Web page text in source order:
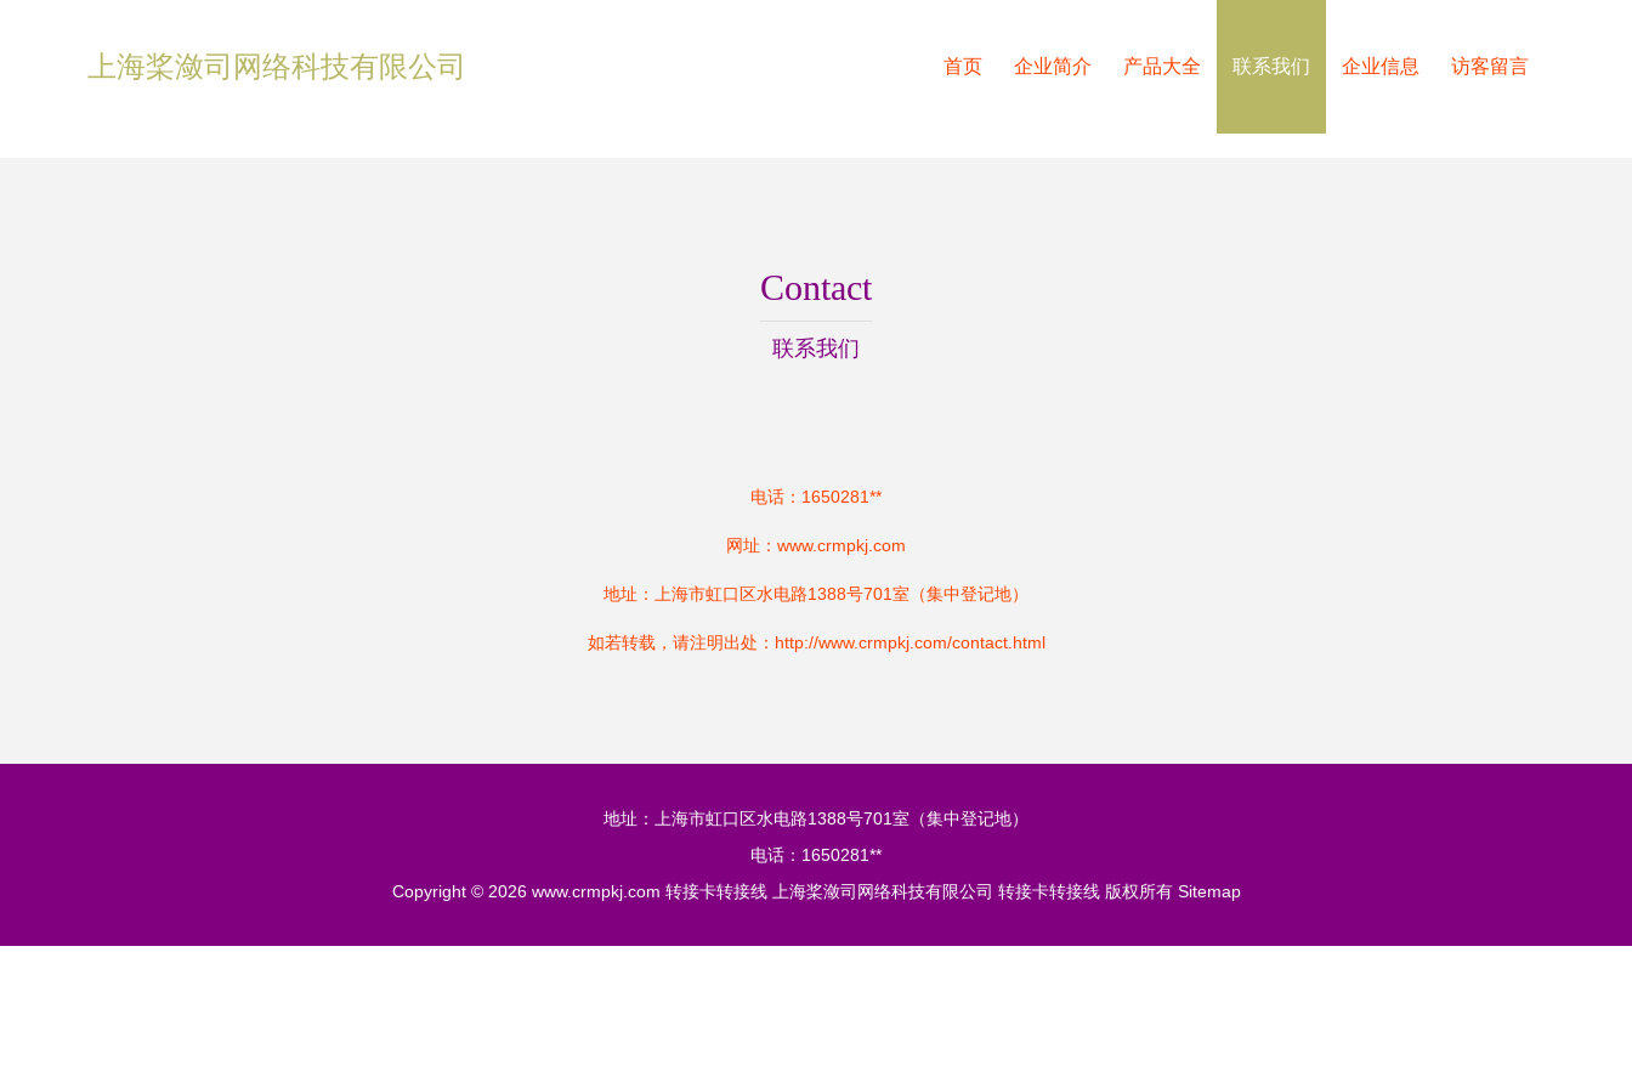
上海桨潋司网络科技有限公司 首页 企业简介 产品大全 联系我们 企业信息 访客留言
Contact
联系我们
电话：1650281**
网址： www.crmpkj.com
地址：上海市虹口区水电路1388号701室（集中登记地）
如若转载，请注明出处：http://www.crmpkj.com/contact.html
地址：上海市虹口区水电路1388号701室（集中登记地）
电话：1650281**
Copyright © 2026 www.crmpkj.com 转接卡转接线 上海桨潋司网络科技有限公司 转接卡转接线版权所有 Sitemap